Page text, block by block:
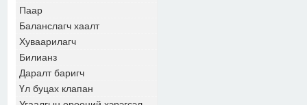
Паар
Баланслагч хаалт
Хуваарилагч
Билианз
Даралт баригч
Үл буцах клапан